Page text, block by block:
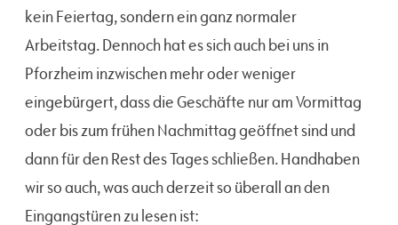
kein Feiertag, sondern ein ganz normaler
Arbeitstag. Dennoch hat es sich auch bei uns in
Pforzheim inzwischen mehr oder weniger
eingebürgert, dass die Geschäfte nur am Vormittag
oder bis zum frühen Nachmittag geöffnet sind und
dann für den Rest des Tages schließen. Handhaben
wir so auch, was auch derzeit so überall an den
Eingangstüren zu lesen ist: